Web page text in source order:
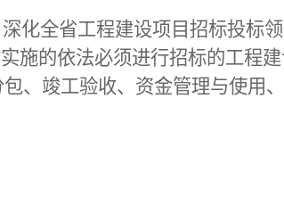
化全省工程建设项目招标投标
施的依法必须进行招标的工程
、竣工验收、资金管理与使用